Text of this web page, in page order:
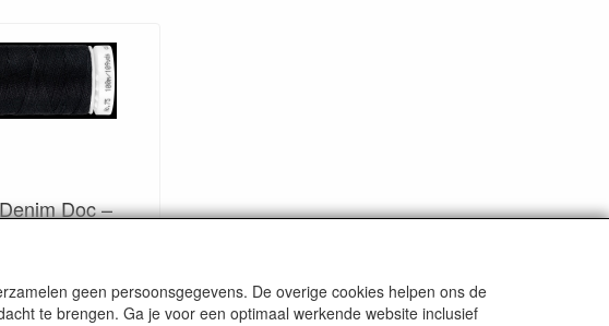
geen persoonsgegevens. De overige cookies helpen ons de
te brengen. Ga je voor een optimaal werkende website inclusief
Doc –
€ 2.99